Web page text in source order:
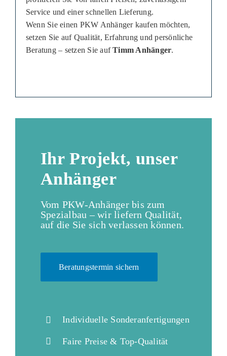
Service und einer schnellen Lieferung.
Wenn Sie einen PKW Anhänger kaufen möchten,
setzen Sie auf Qualität, Erfahrung und persönliche
Beratung – setzen Sie aufTimm Anhänger.
Ihr Projekt, unser
Anhänger
Vom PKW-Anhänger bis zum
Spezialbau – wir liefern Qualität,
auf die Sie sich verlassen können.
Beratungstermin sichern
Individuelle Sonderanfertigungen
Faire Preise & Top-Qualität